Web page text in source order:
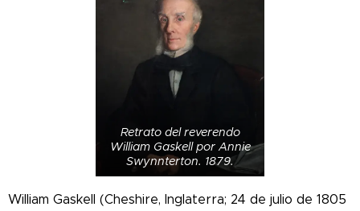
Retrato del reverendo
William Gaskell por Annie
Swynnterton. 1879.
William Gaskell (Cheshire, Inglaterra; 24 de julio de 1805